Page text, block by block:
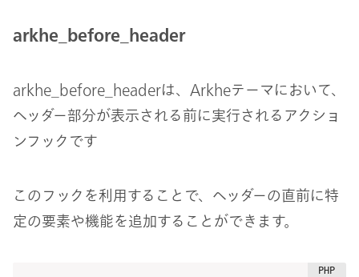
arkhe_before_header
arkhe_before_headerは、Arkheテーマにおいて、
ヘッダー部分が表示される前に実行されるアクショ
ンフックです
このフックを利用することで、ヘッダーの直前に特
定の要素や機能を追加することができます。